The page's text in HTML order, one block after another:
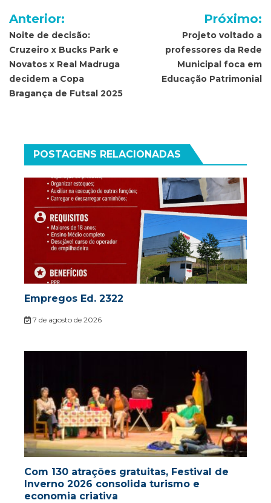
Navegação
de
Post
Anterior:
Noite de decisão:
Cruzeiro x Bucks Park e
Novatos x Real Madruga
decidem a Copa
Bragança de Futsal 2025
Próximo:
Projeto voltado a
professores da Rede
Municipal foca em
Educação Patrimonial
POSTAGENS RELACIONADAS
Empregos Ed. 2322
7 de agosto de 2026
Com 130 atrações gratuitas, Festival de
Inverno 2026 consolida turismo e
economia criativa